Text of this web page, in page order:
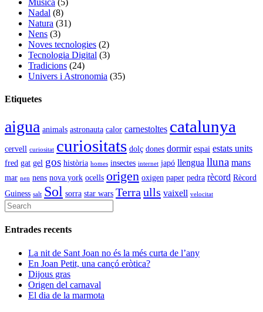
Nadal (8)
Natura (31)
Nens (3)
Noves tecnologies (2)
Tecnologia Digital (3)
Tradicions (24)
Univers i Astronomia (35)
Etiquetes
aigua animals astronauta calor carnestoltes catalunya
cervell curiositat curiositats dolç dones dormir espai estats units
fred gat gel gos història homes insectes internet japó llengua lluna mans
mar nen nens nova york ocells origen oxigen paper pedra rècord Rècord
Guiness salt Sol sorra star wars Terra ulls vaixell velocitat
Entrades recents
La nit de Sant Joan no és la més curta de l’any
En Joan Petit, una cançó eròtica?
Dijous gras
Origen del carnaval
El dia de la marmota